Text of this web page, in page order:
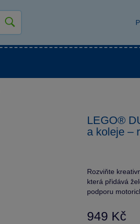
LEGO®
a koleje –
Rozviňte
která přidává
podporu
949 Kč